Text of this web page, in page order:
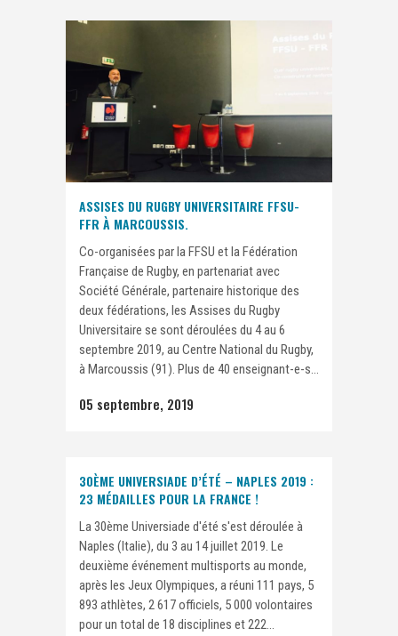
ASSISES DU RUGBY UNIVERSITAIRE FFSU-
FFR À MARCOUSSIS.
Co-organisées par la FFSU et la Fédération
Française de Rugby, en partenariat avec
Société Générale, partenaire historique des
deux fédérations, les Assises du Rugby
Universitaire se sont déroulées du 4 au 6
septembre 2019, au Centre National du Rugby,
à Marcoussis (91). Plus de 40 enseignant-e-s...
05 septembre, 2019
30ÈME UNIVERSIADE D’ÉTÉ – NAPLES 2019 :
23 MÉDAILLES POUR LA FRANCE !
La 30ème Universiade d'été s'est déroulée à
Naples (Italie), du 3 au 14 juillet 2019. Le
deuxième événement multisports au monde,
après les Jeux Olympiques, a réuni 111 pays, 5
893 athlètes, 2 617 officiels, 5 000 volontaires
pour un total de 18 disciplines et 222...